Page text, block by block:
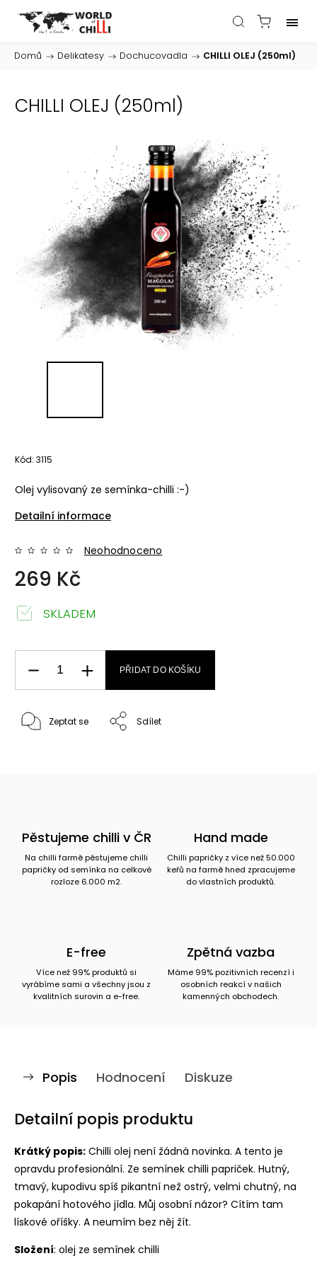
Domů / Delikatesy / Dochucovadla / CHILLI OLEJ (250ml)
CHILLI OLEJ (250ml)
Kód: 3115
Olej vylisovaný ze semínka-chilli :-)
Detailní informace
Neohodnoceno
269 Kč
SKLADEM
PŘIDAT DO KOŠÍKU
Zeptat se Sdílet
Pěstujeme chilli v ČR
Na chilli farmě pěstujeme chilli
papričky od semínka na celkové
rozloze 6.000 m2.
Hand made
Chilli papričky z více než 50.000
keřů na farmě hned zpracujeme
do vlastních produktů.
E-free
Více než 99% produktů si
vyrábíme sami a všechny jsou z
kvalitních surovin a e-free.
Zpětná vazba
Máme 99% pozitivních recenzí i
osobních reakcí v našich
kamenných obchodech.
Popis Hodnocení Diskuze
Detailní popis produktu
Krátký popis: Chilli olej není žádná novinka. A tento je
opravdu profesionální. Ze semínek chilli papriček. Hutný,
tmavý, kupodivu spíš pikantní než ostrý, velmi chutný, na
pokapání hotového jídla. Můj osobní názor? Cítím tam
lískové oříšky. A neumím bez něj žít.
Složení: olej ze semínek chilli